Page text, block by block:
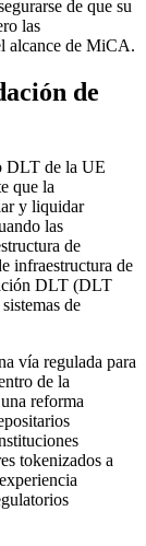
de que su
las
alcance de MiCA.
de
DLT de la UE
que la
y liquidar
las
de
infraestructura de
DLT (DLT
de
vía regulada para
de la
reforma
tokenizados a